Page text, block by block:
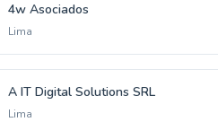
4w Asociados
Lima
A IT Digital Solutions SRL
Lima